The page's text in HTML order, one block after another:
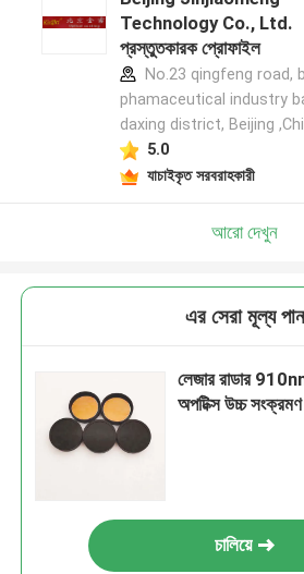
Technology Co., Ltd.
প্রস্তুতকারক প্রোফাইল
No.23 qingfeng road,
phamaceutical industry
daxing district, Beijing
5.0
যাচাইকৃত সরবরাহকারী
আরো দেখুন
এর সেরা মূল্য পান
লেজার রাডার 910nm
অপটিক্স উচ্চ সংক্রমণ
চালিয়ে